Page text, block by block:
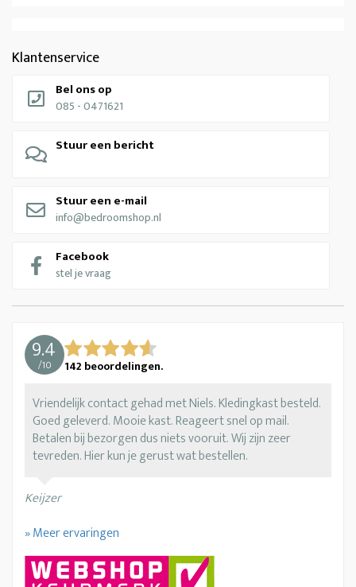
Klantenservice
Bel ons op
085 - 0471621
Stuur een bericht
Stuur een e-mail
info@bedroomshop.nl
Facebook
stel je vraag
9.4
/10 142 beoordelingen.
Vriendelijk contact gehad met Niels. Kledingkast besteld.
Goed geleverd. Mooie kast. Reageert snel op mail.
Betalen bij bezorgen dus niets vooruit. Wij zijn zeer
tevreden. Hier kun je gerust wat bestellen.
Keijzer
» Meer ervaringen